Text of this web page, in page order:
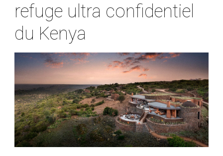
refuge ultra confidentiel
du Kenya